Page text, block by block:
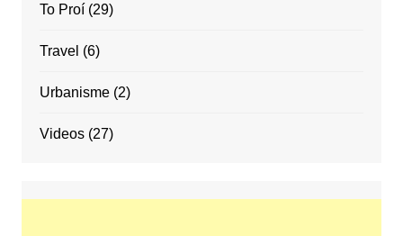
To Proí(29)
Travel (6)
Urbanisme(2)
Videos(27)